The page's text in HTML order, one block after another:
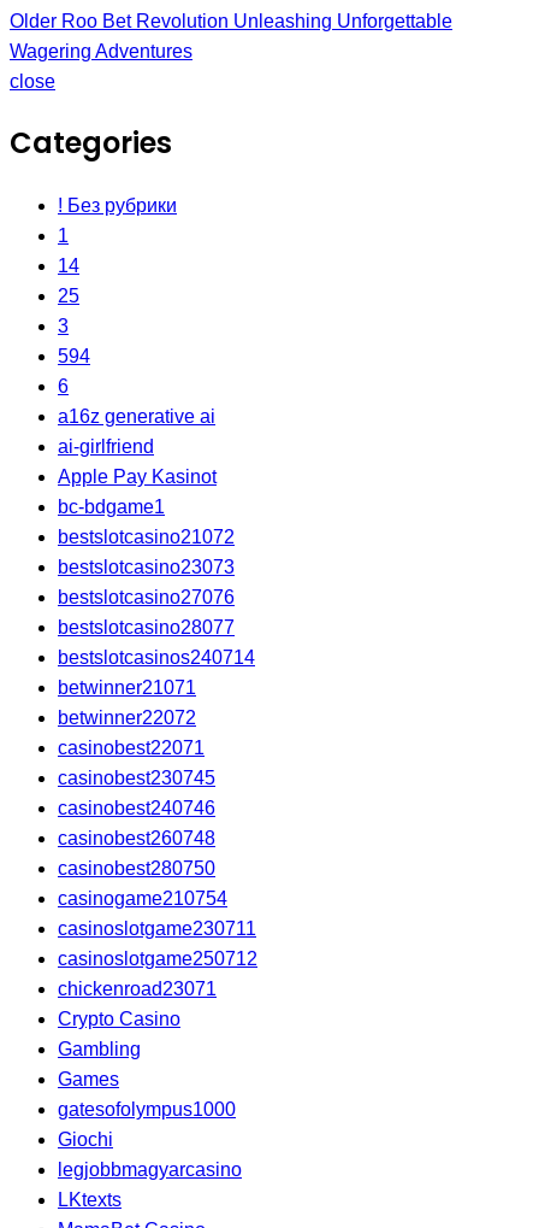
Older Roo Bet Revolution Unleashing Unforgettable
Wagering Adventures
close
Categories
! Без рубрики
1
14
25
3
594
6
a16z generative ai
ai-girlfriend
Apple Pay Kasinot
bc-bdgame1
bestslotcasino21072
bestslotcasino23073
bestslotcasino27076
bestslotcasino28077
bestslotcasinos240714
betwinner21071
betwinner22072
casinobest22071
casinobest230745
casinobest240746
casinobest260748
casinobest280750
casinogame210754
casinoslotgame230711
casinoslotgame250712
chickenroad23071
Crypto Casino
Gambling
Games
gatesofolympus1000
Giochi
legjobbmagyarcasino
LKtexts